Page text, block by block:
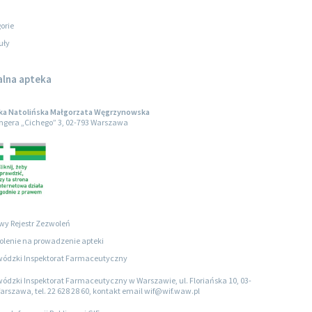
apteka
Natolińska Małgorzata Węgrzynowska
„Cichego” 3, 02-793 Warszawa
Rejestr Zezwoleń
na prowadzenie apteki
Inspektorat Farmaceutyczny
Inspektorat Farmaceutyczny w Warszawie, ul. Floriańska 10, 03-
tel. 22 628 28 60, kontakt email wif@wif.waw.pl